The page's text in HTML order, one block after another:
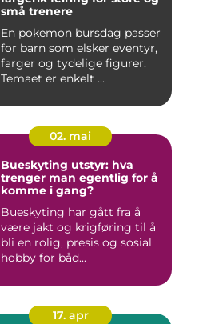
små trenere
En pokemon bursdag passer
for barn som elsker eventyr,
farger og tydelige figurer.
Temaet er enkelt ...
02. mai
Bueskyting utstyr: hva
trenger man egentlig for å
komme i gang?
Bueskyting har gått fra å
være jakt og krigføring til å
bli en rolig, presis og sosial
hobby for båd...
17. apr